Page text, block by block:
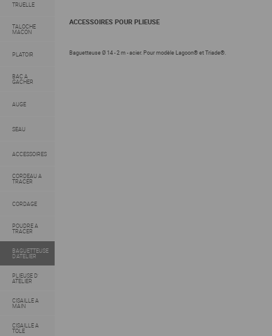
TRUELLE
TALOCHE
MACON
PLATOIR
BAC A
GACHER
AUGE
SEAU
ACCESSOIRES
CORDEAU A
TRACER
CORDAGE
POUDRE A
TRACER
BAGUETTEUSE
D'ATELIER
PLIEUSE D'
ATELIER
CISAILLE A
MAIN
CISAILLE A
TOLE
ACCESSOIRES POUR PLIEUSE
Baguetteuse Ø 14 - 2 m - acier. Pour modèle Lagoon® et Triade®.